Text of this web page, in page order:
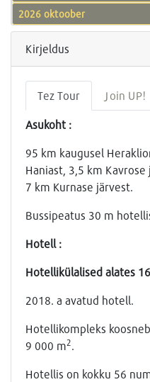
2026 oktoober
Kirjeldus
Tez Tour Join UP!
Asukoht :
95 km kaugusel
Haniast, 3,5 km
7 km Kurnase järvest.
Bussipeatus 30 m
Hotell :
Hotellikülalised alates
2018. a avatud hotell.
Hotellikompleks
9 000 m2.
Hotellis on kokku 56